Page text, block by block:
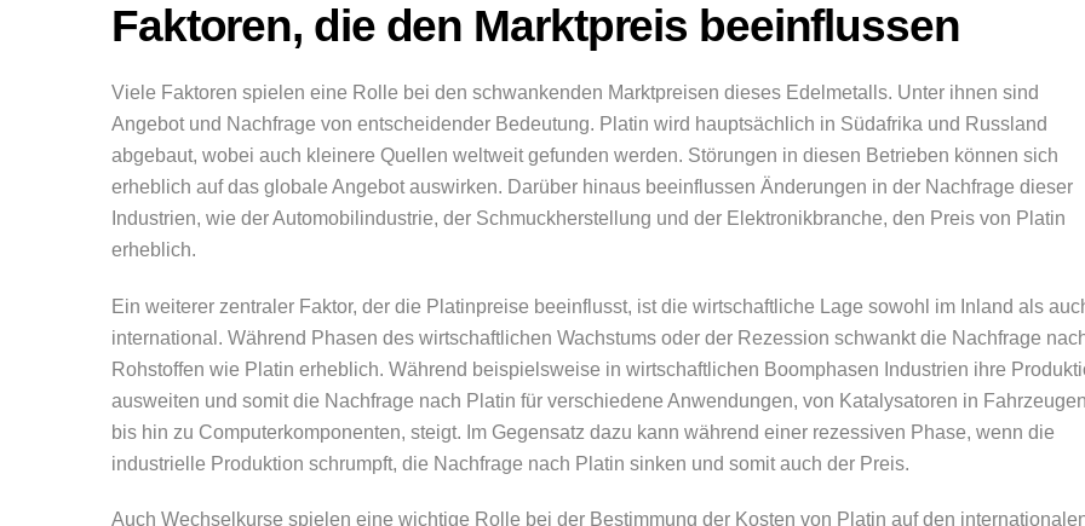
Faktoren, die den Marktpreis beeinflussen
Viele Faktoren spielen eine Rolle bei den schwankenden Marktpreisen dieses Edelmetalls. Unter ihnen sind
Angebot und Nachfrage von entscheidender Bedeutung. Platin wird hauptsächlich in Südafrika und Russland
abgebaut, wobei auch kleinere Quellen weltweit gefunden werden. Störungen in diesen Betrieben können sich
erheblich auf das globale Angebot auswirken. Darüber hinaus beeinflussen Änderungen in der Nachfrage dieser
Industrien, wie der Automobilindustrie, der Schmuckherstellung und der Elektronikbranche, den Preis von Platin
erheblich.
Ein weiterer zentraler Faktor, der die Platinpreise beeinflusst, ist die wirtschaftliche Lage sowohl im Inland als
international. Während Phasen des wirtschaftlichen Wachstums oder der Rezession schwankt die Nachfrage
Rohstoffen wie Platin erheblich. Während beispielsweise in wirtschaftlichen Boomphasen Industrien ihre
ausweiten und somit die Nachfrage nach Platin für verschiedene Anwendungen, von Katalysatoren in
bis hin zu Computerkomponenten, steigt. Im Gegensatz dazu kann während einer rezessiven Phase, wenn die
industrielle Produktion schrumpft, die Nachfrage nach Platin sinken und somit auch der Preis.
Auch Wechselkurse spielen eine wichtige Rolle bei der Bestimmung der Kosten von Platin auf den